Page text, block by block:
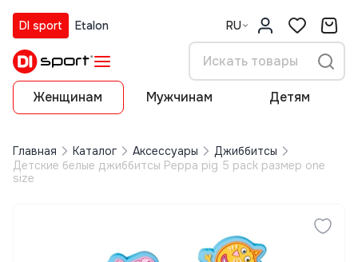
DI sport Etalon RU
Женщинам Мужчинам Детям
Главная Каталог Аксессуары
Джиббитсы
Детские белые джиббитсы Peppa pig 5 pack размер one
size